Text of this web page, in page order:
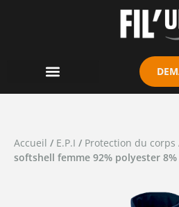
Accueil / E.P.I / Protection du corps
softshell femme 92% polyester
Cookies management panel